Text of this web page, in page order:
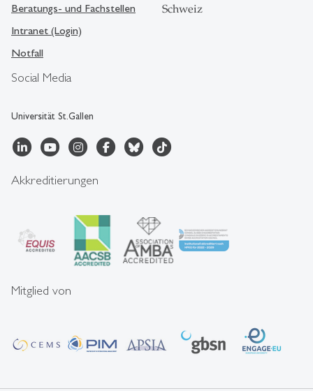
Social Media
Universität St.Gallen
Beratungs- und Fachstellen
Intranet (Login)
Notfall
Schweiz
Akkreditierungen
Mitglied von